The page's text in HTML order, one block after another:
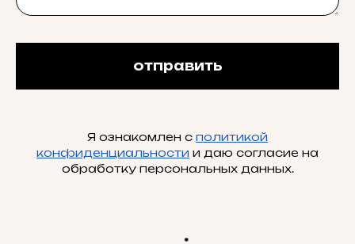
отправить
Я ознакомлен с политикой
конфиденциальности и даю согласие на
обработку персональных данных.